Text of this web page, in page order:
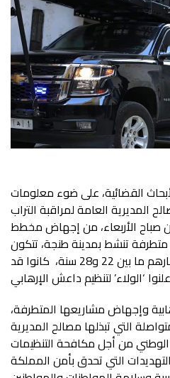
القضائية، على ضوء معلومات
المديرية العامة لمراقبة التراب
صباح الأربعاء، من إجهاض مخطط
تنشط بمدينة طنجة، تتكون
من 5 أشخاص تتراوح أعمارهم ما بين 22 و28 سنة، كانوا قد
وإجهاض مشاريعها المتطرفة،
التي تبذلها مصالح المديرية
الوطني من أجل مكافحة التنظيمات
التهديدات التي تحدق بأمن المملكة